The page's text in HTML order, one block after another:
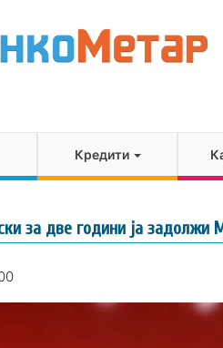
Кредити
за две години ја задолжи